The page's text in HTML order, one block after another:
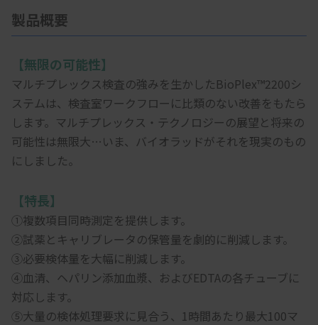
製品概要
【無限の可能性】
マルチプレックス検査の強みを生かしたBioPlex™2200シ
ステムは、検査室ワークフローに比類のない改善をもたら
します。マルチプレックス・テクノロジーの展望と将来の
可能性は無限大…いま、バイオラッドがそれを現実のもの
にしました。
【特長】
①複数項目同時測定を提供します。
②試薬とキャリブレータの保管量を劇的に削減します。
③必要検体量を大幅に削減します。
④血清、ヘパリン添加血漿、およびEDTAの各チューブに
対応します。
⑤大量の検体処理要求に見合う、1時間あたり最大100マ